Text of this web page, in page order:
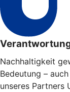
Nachhaltigkeit
Bedeutung –
unseres Partners